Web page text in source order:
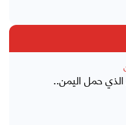
حمل اليمن..